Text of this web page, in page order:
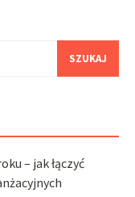
– jak łączyć